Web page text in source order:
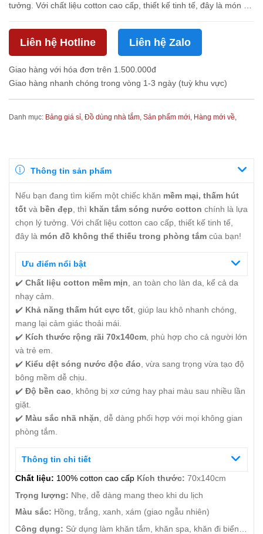
tưởng. Với chất liệu cotton cao cấp, thiết kế tinh tế, đây là món đồ
Liên hệ Hotline Liên hệ Zalo
Giao hàng với hóa đơn trên 1.500.000đ
Giao hàng nhanh chóng trong vòng 1-3 ngày (tuỳ khu vực)
Danh mục: Bảng giá sỉ, Đồ dùng nhà tắm, Sản phẩm mới, Hàng mới về,
Thông tin sản phẩm
Nếu bạn đang tìm kiếm một chiếc khăn mềm mại, thấm hút
tốt và bền đẹp , thì khăn tắm sóng nước cotton chính là lựa
chọn lý tưởng. Với chất liệu cotton cao cấp, thiết kế tinh tế,
đây là món đồ không thể thiếu trong phòng tắm của bạn!
Ưu điểm nổi bật
✔️ Chất liệu cotton mềm mịn , an toàn cho làn da, kể cả da
nhạy cảm.
✔️ Khả năng thấm hút cực tốt , giúp lau khô nhanh chóng,
mang lại cảm giác thoải mái.
✔️ Kích thước rộng rãi 70x140cm , phù hợp cho cả người lớn
và trẻ em.
✔️ Kiểu dệt sóng nước độc đáo , vừa sang trọng vừa tạo độ
bông mềm dễ chịu.
✔️ Độ bền cao , không bị xơ cứng hay phai màu sau nhiều lần
giặt.
✔️ Màu sắc nhã nhặn , dễ dàng phối hợp với mọi không gian
phòng tắm.
Thông tin chi tiết
Chất liệu: 100% cotton cao cấp Kích thước: 70x140cm
Trọng lượng: Nhẹ, dễ dàng mang theo khi du lịch
Màu sắc: Hồng, trắng, xanh, xám (giao ngẫu nhiên)
Công dụng: Sử dụng làm khăn tắm, khăn spa, khăn đi biển…